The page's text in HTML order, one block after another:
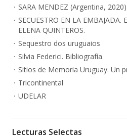
SARA MENDEZ (Argentina,
SECUESTRO EN LA EMBAJADA.
ELENA QUINTEROS.
Sequestro dos uruguaios
Silvia Federici. Bibliografía
Sitios de Memoria Uruguay. Un
Tricontinental
UDELAR
Lecturas Selectas